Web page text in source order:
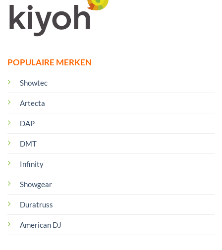
POPULAIRE MERKEN
Showtec
Artecta
DAP
DMT
Infinity
Showgear
Duratruss
American DJ